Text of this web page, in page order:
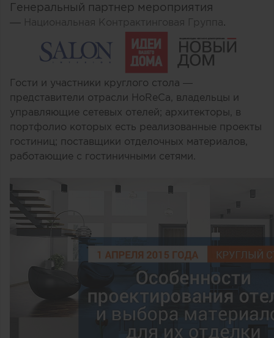
Генеральный партнер мероприятия
— Национальная Контрактинговая Группа.
Гости и участники круглого стола —
представители отрасли HoReCa, владельцы и
управляющие сетевых отелей; архитекторы, в
портфолио которых есть реализованные проекты
гостиниц; поставщики отделочных материалов,
работающие с гостиничными сетями.